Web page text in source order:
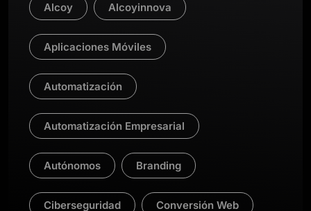
Alcoy Alcoyinnova
Aplicaciones Móviles
Automatización
Automatización Empresarial
Autónomos Branding
Ciberseguridad Conversión Web